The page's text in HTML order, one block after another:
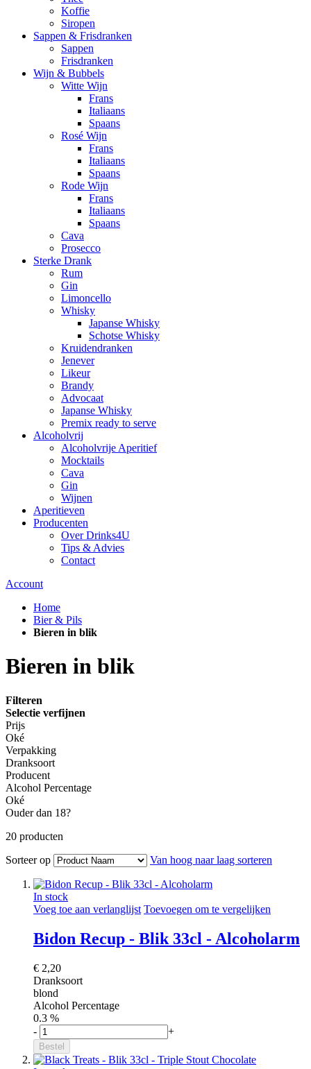
Koffie
Siropen
Sappen & Frisdranken
Sappen
Frisdranken
Wijn & Bubbels
Witte Wijn
Frans
Italiaans
Spaans
Rosé Wijn
Frans
Italiaans
Spaans
Rode Wijn
Frans
Italiaans
Spaans
Cava
Prosecco
Sterke Drank
Rum
Gin
Limoncello
Whisky
Japanse Whisky
Schotse Whisky
Kruidendranken
Jenever
Likeur
Brandy
Advocaat
Japanse Whisky
Premix ready to serve
Alcoholvrij
Alcoholvrije Aperitief
Mocktails
Cava
Gin
Wijnen
Aperitieven
Producenten
Over Drinks4U
Tips & Advies
Contact
Account
Home
Bier & Pils
Bieren in blik
Bieren in blik
Filteren
Selectie verfijnen
Prijs
Oké
Verpakking
Dranksoort
Producent
Alcohol Percentage
Oké
Ouder dan 18?
20 producten
Sorteer op
Van hoog naar laag sorteren
In stock
Voeg toe aan verlanglijst Toevoegen om te vergelijken
Bidon Recup - Blik 33cl - Alcoholarm
€ 2,20
Dranksoort
blond
Alcohol Percentage
0.3 %
-
+
Bestel